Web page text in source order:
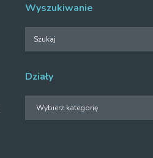
Wyszukiwanie
Działy